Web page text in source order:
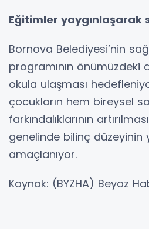
Eğitimler yaygınlaşarak
Bornova Belediyesi’nin
programının
okula ulaşması
çocukların hem bireysel
farkındalıklarının
genelinde bilinç düzeyinin
amaçlanıyor.
Kaynak: (BYZHA) Beyaz